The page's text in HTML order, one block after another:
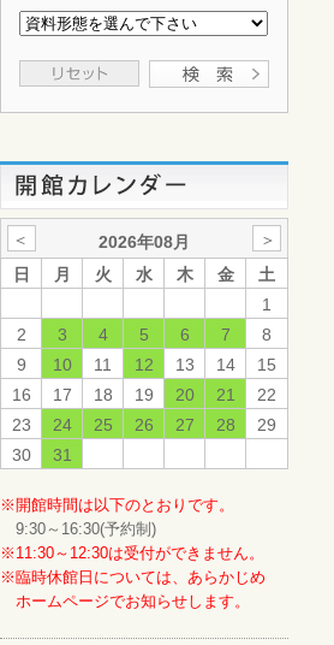
＜ 2026年08月
＞
日
月 火 水 木 金
土
1
2
3 4 5 6 7
8
9
10 11 12 13 14
15
16
17 18 19 20 21
22
23
24 25 26 27 28
29
30
31
※開館時間は以下のとおりです。
9:30～16:30(予約制)
※11:30～12:30は受付ができません。
※臨時休館日については、あらかじめ
ホームページでお知らせします。